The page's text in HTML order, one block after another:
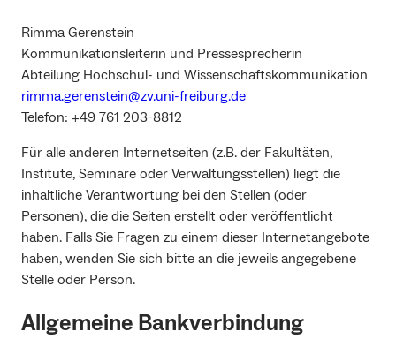
Rimma Gerenstein
Kommunikationsleiterin und Pressesprecherin
Abteilung Hochschul- und Wissenschaftskommunikation
rimma.gerenstein@zv.uni-freiburg.de
Telefon: +49 761 203-8812
Für alle anderen Internetseiten (z.B. der Fakultäten,
Institute, Seminare oder Verwaltungsstellen) liegt die
inhaltliche Verantwortung bei den Stellen (oder
Personen), die die Seiten erstellt oder veröffentlicht
haben. Falls Sie Fragen zu einem dieser Internetangebote
haben, wenden Sie sich bitte an die jeweils angegebene
Stelle oder Person.
Allgemeine Bankverbindung